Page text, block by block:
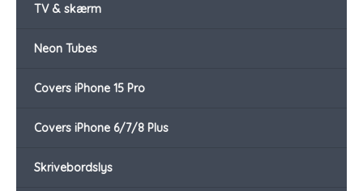
TV & skærm
Neon Tubes
Covers iPhone 15 Pro
Covers iPhone 6/7/8 Plus
Skrivebordslys